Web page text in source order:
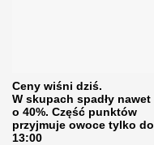
Ceny wiśni dziś.
W skupach spadły nawet
o 40%. Część punktów
przyjmuje owoce tylko do
13:00